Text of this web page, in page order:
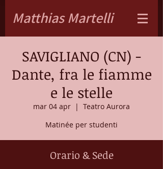
Matthias Martelli
SAVIGLIANO (CN) -
Dante, fra le fiamme
e le stelle
mar 04 apr
  |
Teatro Aurora
Matinée per studenti
Orario & Sede